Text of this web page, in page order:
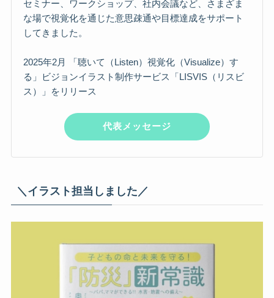
セミナー、ワークショップ、社内会議など、さまざま
な場で視覚化を通じた意思疎通や目標達成をサポート
してきました。
2025年2月 「聴いて（Listen）視覚化（Visualize）す
る」ビジョンイラスト制作サービス「LISVIS（リスビ
ス）」をリリース
代表メッセージ
＼イラスト担当しました／